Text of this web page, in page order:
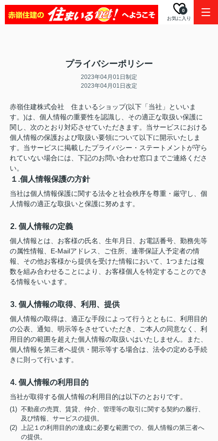
お気に入り
0
プライバシーポリシー
2023年04月01日制定
2023年04月01日改定
赤嶺住建株式会社 住まいるショップ(以下「当社」といいま
す。)は、個人情報の重要性を認識し、その適正な取扱い保護に
関し、次のとおり対応させていただきます。当サービスにおける
個人情報の保護および取扱い要領について以下に開示いたしま
す。当サービスに掲載したプライバシー・ステートメントが守ら
れていない場合には、下記のお問い合わせ窓口までご連絡くださ
い。
１.個人情報保護の方針
当社は個人情報保護に関する法令と社会秩序を尊重・厳守し、個
人情報の適正な取扱いと保護に努めます。
2. 個人情報の定義
個人情報とは、お客様の氏名、生年月日、お電話番号、勤務先等
の属性情報、E-Mailアドレス、ご住所、連帯保証人予定者の情
報、その他お客様から提供を受けた情報において、1つまたは複
数を組み合わせることにより、お客様個人を特定することのでき
る情報をいいます。
3. 個人情報の取得、利用、提供
個人情報の取得は、適正な手段によって行うとともに、利用目的
の公表、通知、明示等をさせていただき、ご本人の同意なく、利
用目的の範囲を超えた個人情報の取扱いはいたしません。また、
個人情報を第三者へ提供・開示等する場合は、法令の定める手続
きに則って行います。
4. 個人情報の利用目的
当社が取得する個人情報の利用目的は以下のとおりです。
(1) 不動産の売買、賃貸、仲介、管理等の取引に関する契約の履行、
及び情報、サービスの提供。
(2) 上記１の利用目的の達成に必要な範囲での、個人情報の第三者へ
の提供。